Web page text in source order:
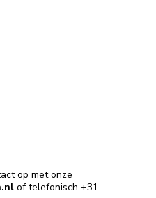
op met onze
of telefonisch +31